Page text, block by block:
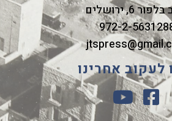
6, ירושלים
972-2-
לעקוב אחרינו